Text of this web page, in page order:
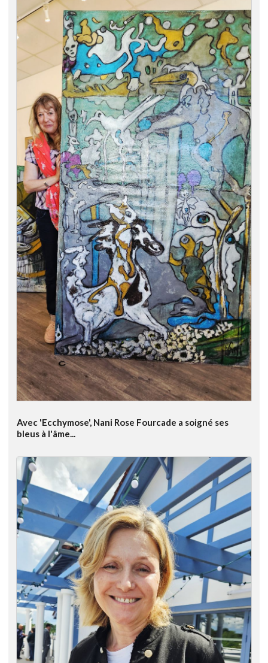
Avec 'Ecchymose', Nani Rose Fourcade a soigné ses
bleus à l'âme...